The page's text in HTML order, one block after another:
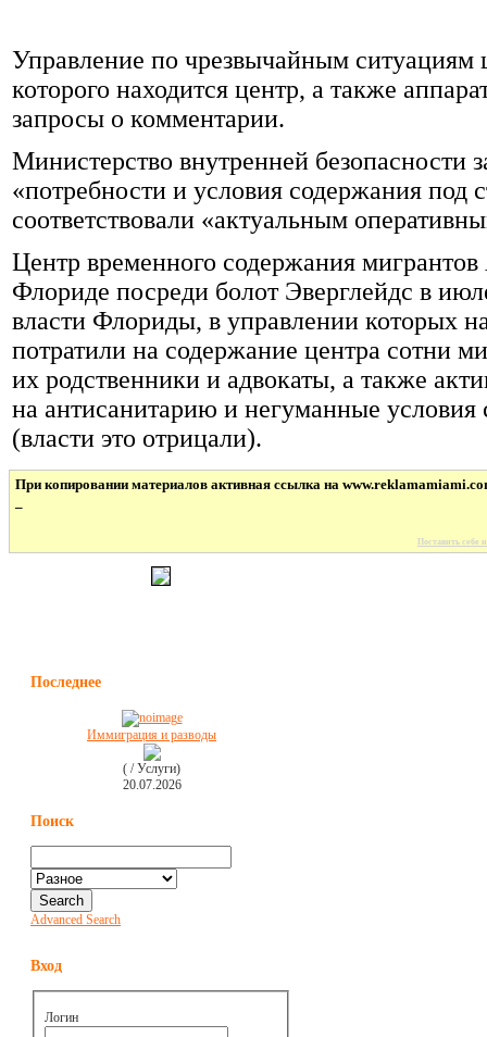
Управление по чрезвычайным ситуациям
которого находится центр, а также
запросы о комментарии.
Министерство внутренней безопасности
«потребности и условия содержания под
соответствовали «актуальным
Центр временного содержания
Флориде посреди болот Эверглейдс в
власти Флориды, в управлении которых
потратили на содержание центра сотни
их родственники и адвокаты, а также
на антисанитарию и негуманные
(власти это отрицали).
При копировании материалов активная ссылка на
Поставить себе
Последнее
Иммиграция и разводы
( / Услуги)
20.07.2026
Поиск
Advanced Search
Вход
Логин